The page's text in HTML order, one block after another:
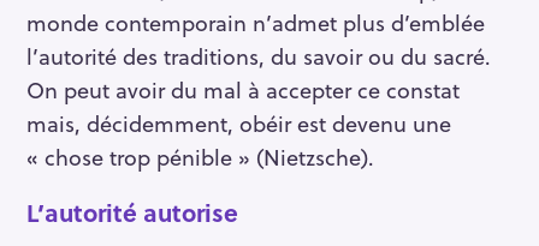
monde contemporain n’admet plus d’emblée
l’autorité des traditions, du savoir ou du sacré.
On peut avoir du mal à accepter ce constat
mais, décidemment, obéir est devenu une
« chose trop pénible » (Nietzsche).
L’autorité autorise